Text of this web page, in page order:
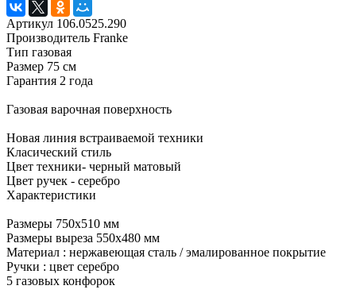
Артикул 106.0525.290
Производитель Franke
Тип газовая
Размер 75 см
Гарантия 2 года
Газовая варочная поверхность
Новая линия встраиваемой техники
Класический стиль
Цвет техники- черный матовый
Цвет ручек - серебро
Характеристики
Размеры 750х510 мм
Размеры выреза 550х480 мм
Материал : нержавеющая сталь / эмалированное покрытие
Ручки : цвет серебро
5 газовых конфорок